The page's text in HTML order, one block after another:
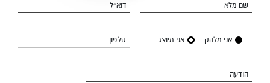
שם מלא דוא״ל
אני מלהק אני מיוצג טלפון
הודעה